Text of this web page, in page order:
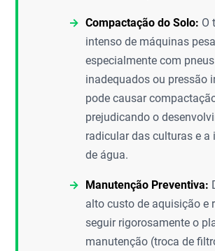
Compactação do Solo: O
intenso de máquinas
especialmente com pneus
inadequados ou pressão
pode causar
prejudicando o
radicular das culturas e a
de água.
Manutenção Preventiva:
alto custo de aquisição e
seguir rigorosamente o
manutenção (troca de